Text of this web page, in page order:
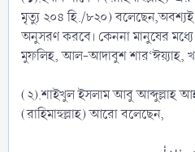
মৃত্যু ২০৪ হি./৮২০)
অনুসরণ করবে। কেননা মানুষের
মুফলিহ, আল-আদাবুশ শার‘ঈয়্যাহ,
(২).শাইখুল ইসলাম আবু আব্দুল্লাহ
(রাহিমাহুল্লাহ) আরো বলেছেন,